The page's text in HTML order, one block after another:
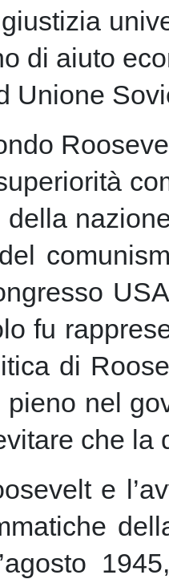
di aiuto
Unione
fu
di
pieno nel
che
e